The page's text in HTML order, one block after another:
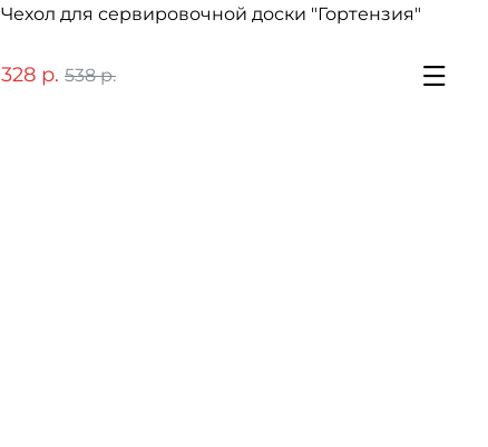
Чехол для сервировочной доски "Гортензия"
328 р. 538 р.